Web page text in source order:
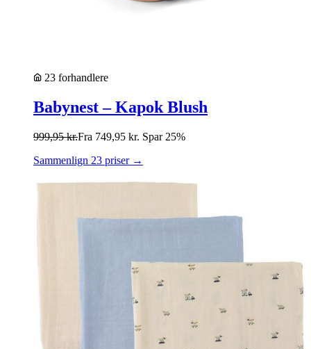
23 forhandlere
Babynest – Kapok Blush
999,95kr.Fra 749,95 kr. Spar 25%
Sammenlign 23 priser →